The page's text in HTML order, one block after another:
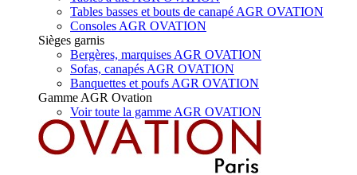
Tables basses et bouts de canapé AGR OVATION
Consoles AGR OVATION
Sièges garnis
Bergères, marquises AGR OVATION
Sofas, canapés AGR OVATION
Banquettes et poufs AGR OVATION
Gamme AGR Ovation
Voir toute la gamme AGR OVATION